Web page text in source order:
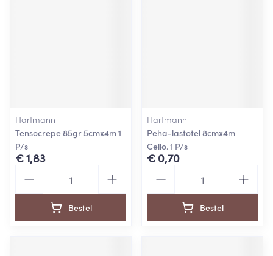
Hartmann
Tensocrepe 85gr 5cmx4m 1
P/s
€ 1,83
Bestel
Hartmann
Peha-lastotel 8cmx4m
Cello. 1 P/s
€ 0,70
Bestel